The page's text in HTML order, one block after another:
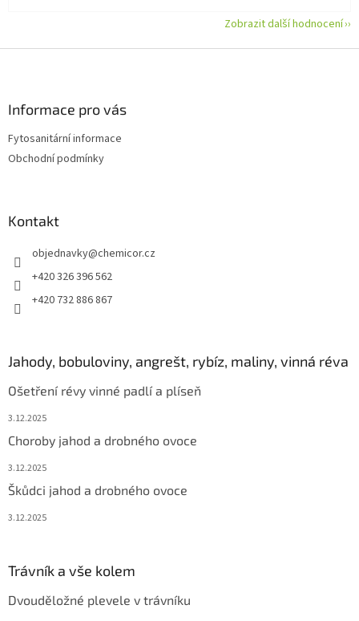
Zobrazit další hodnocení
Informace pro vás
Fytosanitární informace
Obchodní podmínky
Kontakt
objednavky@chemicor.cz
+420 326 396 562
+420 732 886 867
Jahody, bobuloviny, angrešt, rybíz, maliny, vinná réva
Ošetření révy vinné padlí a plíseň
3.12.2025
Choroby jahod a drobného ovoce
3.12.2025
Škůdci jahod a drobného ovoce
3.12.2025
Trávník a vše kolem
Dvouděložné plevele v trávníku